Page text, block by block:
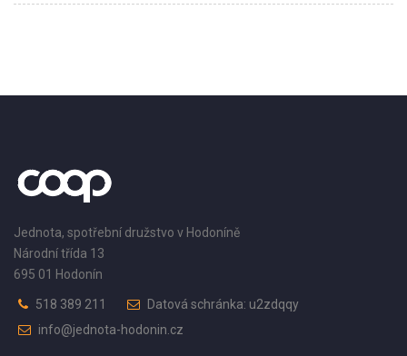
Jednota, spotřební družstvo v Hodoníně
Národní třída 13
695 01 Hodonín
518 389 211
Datová schránka: u2zdqqy
info@jednota-hodonin.cz